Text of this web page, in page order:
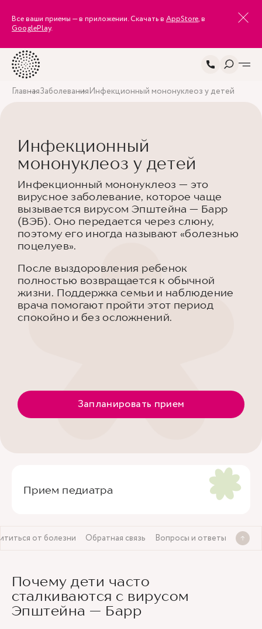
Все ваши приемы — в приложении. Скачать в AppStore, в
GooglePlay.
ГлавнаяЗаболеванияИнфекционный мононуклеоз у детей
Инфекционный
мононуклеоз у детей
Инфекционный мононуклеоз — это
вирусное заболевание, которое чаще
вызывается вирусом Эпштейна — Барр
(ВЭБ). Оно передается через слюну,
поэтому его иногда называют «болезнью
поцелуев».
После выздоровления ребенок
полностью возвращается к обычной
жизни. Поддержка семьи и наблюдение
врача помогают пройти этот период
спокойно и без осложнений.
Запланировать прием
Прием педиатра
от болезни Обратная связь Вопросы и ответы
Почему дети часто
сталкиваются с вирусом
Эпштейна — Барр